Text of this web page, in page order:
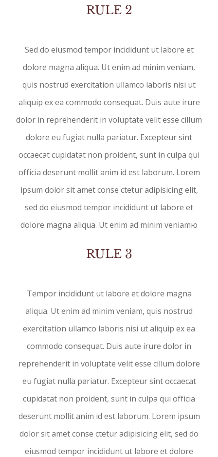
RULE 2
Sed do eiusmod tempor incididunt ut labore et
dolore magna aliqua. Ut enim ad minim veniam,
quis nostrud exercitation ullamco laboris nisi ut
aliquip ex ea commodo consequat. Duis aute irure
dolor in reprehenderit in voluptate velit esse cillum
dolore eu fugiat nulla pariatur. Excepteur sint
occaecat cupidatat non proident, sunt in culpa qui
officia deserunt mollit anim id est laborum. Lorem
ipsum dolor sit amet conse ctetur adipisicing elit,
sed do eiusmod tempor incididunt ut labore et
dolore magna aliqua. Ut enim ad minim veniamю
RULE 3
Tempor incididunt ut labore et dolore magna
aliqua. Ut enim ad minim veniam, quis nostrud
exercitation ullamco laboris nisi ut aliquip ex ea
commodo consequat. Duis aute irure dolor in
reprehenderit in voluptate velit esse cillum dolore
eu fugiat nulla pariatur. Excepteur sint occaecat
cupidatat non proident, sunt in culpa qui officia
deserunt mollit anim id est laborum. Lorem ipsum
dolor sit amet conse ctetur adipisicing elit, sed do
eiusmod tempor incididunt ut labore et dolore